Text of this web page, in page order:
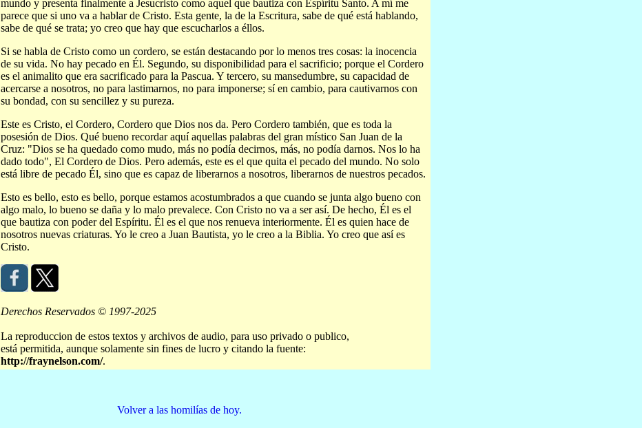
mundo y presenta finalmente a Jesucristo como aquel que bautiza con Espíritu Santo. A mí me
parece que si uno va a hablar de Cristo. Esta gente, la de la Escritura, sabe de qué está hablando,
sabe de qué se trata; yo creo que hay que escucharlos a éllos.
Si se habla de Cristo como un cordero, se están destacando por lo menos tres cosas: la inocencia
de su vida. No hay pecado en Él. Segundo, su disponibilidad para el sacrificio; porque el Cordero
es el animalito que era sacrificado para la Pascua. Y tercero, su mansedumbre, su capacidad de
acercarse a nosotros, no para lastimarnos, no para imponerse; sí en cambio, para cautivarnos con
su bondad, con su sencillez y su pureza.
Este es Cristo, el Cordero, Cordero que Dios nos da. Pero Cordero también, que es toda la
posesión de Dios. Qué bueno recordar aquí aquellas palabras del gran místico San Juan de la
Cruz: "Dios se ha quedado como mudo, más no podía decirnos, más, no podía darnos. Nos lo ha
dado todo", El Cordero de Dios. Pero además, este es el que quita el pecado del mundo. No solo
está libre de pecado Él, sino que es capaz de liberarnos a nosotros, liberarnos de nuestros pecados.
Esto es bello, esto es bello, porque estamos acostumbrados a que cuando se junta algo bueno con
algo malo, lo bueno se daña y lo malo prevalece. Con Cristo no va a ser así. De hecho, Él es el
que bautiza con poder del Espíritu. Él es el que nos renueva interiormente. Él es quien hace de
nosotros nuevas criaturas. Yo le creo a Juan Bautista, yo le creo a la Biblia. Yo creo que así es
Cristo.
Derechos Reservados © 1997-2025
La reproduccion de estos textos y archivos de audio, para uso privado o publico,
está permitida, aunque solamente sin fines de lucro y citando la fuente:
http://fraynelson.com/.
Volver a las homilías de hoy.